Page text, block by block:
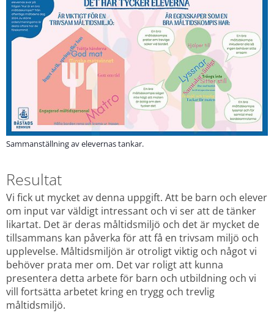
Sammanställning av elevernas tankar.
Resultat
Vi fick ut mycket av denna uppgift. Att be barn och elever
om input var väldigt intressant och vi ser att de tänker
likartat. Det är deras måltidsmiljö och det är mycket de
tillsammans kan påverka för att få en trivsam miljö och
upplevelse. Måltidsmiljön är otroligt viktig och något vi
behöver prata mer om. Det var roligt att kunna
presentera detta arbete för barn och utbildning och vi
vill fortsätta arbetet kring en trygg och trevlig
måltidsmiljö.